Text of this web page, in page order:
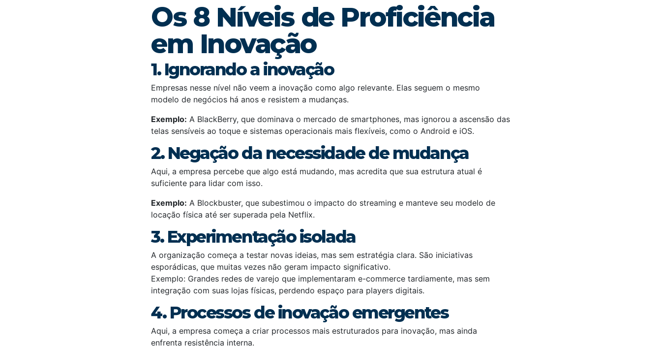
Os 8 Níveisde Proficiência
em Inovação
1. Ignorando a inovação
Empresas nesse nível não veem a inovação como algo relevante. Elas seguem o mesmo
modelo de negócios há anos e resistem a mudanças.
Exemplo: A BlackBerry, que dominava o mercado de smartphones, mas ignorou a ascensão das
telas sensíveis ao toque e sistemas operacionais mais flexíveis, como o Android e iOS.
2. Negação da necessidade de mudança
Aqui, a empresa percebe que algo está mudando, mas acredita que sua estrutura atual é
suficiente para lidar com isso.
Exemplo: A Blockbuster, que subestimou o impacto do streaming e manteve seu modelo de
locação física até ser superada pela Netflix.
3. Experimentação isolada
A organização começa a testar novas ideias, mas sem estratégia clara. São iniciativas
esporádicas, que muitas vezes não geram impacto significativo.
Exemplo: Grandes redes de varejo que implementaram e-commerce tardiamente, mas sem
integração com suas lojas físicas, perdendo espaço para players digitais.
4. Processos de inovação emergentes
Aqui, a empresa começa a criar processos mais estruturados para inovação, mas ainda
enfrenta resistência interna.